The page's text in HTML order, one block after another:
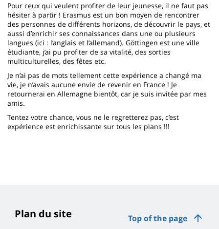
Pour ceux qui veulent profiter de leur jeunesse, il ne faut pas
hésiter à partir ! Erasmus est un bon moyen de rencontrer
des personnes de différents horizons, de découvrir le pays, et
aussi d’enrichir ses connaissances dans une ou plusieurs
langues (ici : l’anglais et l’allemand). Göttingen est une ville
étudiante, j’ai pu profiter de sa vitalité, des sorties
multiculturelles, des fêtes etc.
Je n’ai pas de mots tellement cette expérience a changé ma
vie, je n’avais aucune envie de revenir en France ! Je
retournerai en Allemagne bientôt, car je suis invitée par mes
amis.
Tentez votre chance, vous ne le regretterez pas, c’est
expérience est enrichissante sur tous les plans !!!
Top of the page
Plan du site